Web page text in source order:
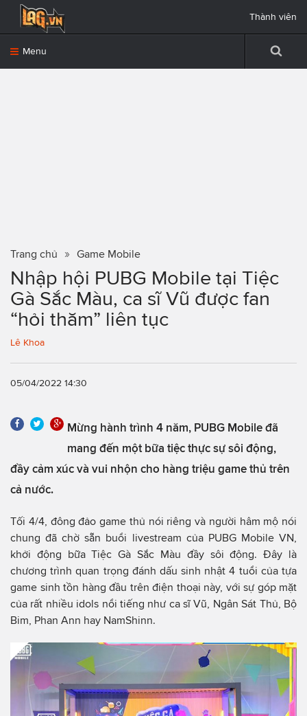
Menu
Thành viên
Trang chủ Game Mobile
Nhập hội PUBG Mobile tại Tiệc
Gà Sắc Màu, ca sĩ Vũ được fan
“hỏi thăm” liên tục
Lê Khoa
05/04/2022 14:30
Mừng hành trình 4 năm, PUBG Mobile đã
mang đến một bữa tiệc thực sự sôi động,
đầy cảm xúc và vui nhộn cho hàng triệu game thủ trên
cả nước.
Tối 4/4, đông đảo game thủ nói riêng và người hâm mộ nói
chung đã chờ sẵn buổi livestream của PUBG Mobile VN,
khởi động bữa Tiệc Gà Sắc Màu đầy sôi động. Đây là
chương trình quan trọng đánh dấu sinh nhật 4 tuổi của tựa
game sinh tồn hàng đầu trên điện thoại này, với sự góp mặt
của rất nhiều idols nổi tiếng như ca sĩ Vũ, Ngân Sát Thủ, Bộ
Bim, Phan Ann hay NamShinn.